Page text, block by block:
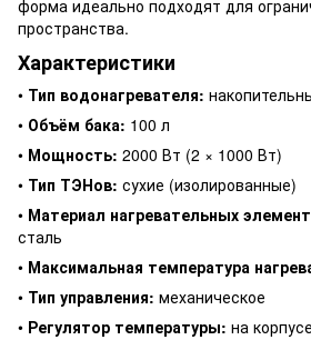
форма идеально подходят для
пространства.
Характеристики
• Тип водонагревателя:
• Объём бака: 100 л
• Мощность: 2000 Вт (2 × 1000 Вт)
• Тип ТЭНов: сухие (изолированные)
• Материал нагревательных
сталь
• Максимальная температура
• Тип управления: механическое
• Регулятор температуры: на корпусе